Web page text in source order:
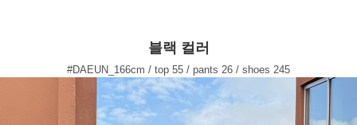
블랙 컬러
#DAEUN_166cm / top 55 / pants 26 / shoes 245